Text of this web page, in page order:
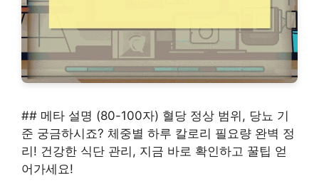
## 메타 설명 (80-100자) 혈당 정상 범위, 당뇨 기
준 궁금하시죠? 체중별 하루 칼로리 필요량 완벽 정
리! 건강한 식단 관리, 지금 바로 확인하고 꿀팁 얻
어가세요!